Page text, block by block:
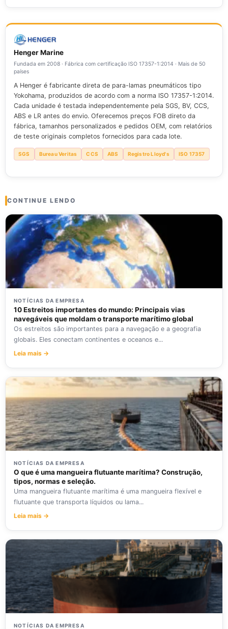
protegem estruturas de monopilares em diferentes
amplitudes de maré. Os para-choques Yokohama são
utilizados em transferências entre navios e em situações
de atracação em cais aberto. Os dois tipos de para-
choques representam extremos opostos no mercado.
Para-lama pneumático versus para-lama preenchido com
espumaespectro.
construída, o deslocamento e a velocidade da
embarcação, o ângulo de atracação, a amplitude da maré
e a capacidade estrutural da estaca. Calculamos a energia
de atracação de acordo com as diretrizes da PIANC,
selecionamos a densidade de espuma adequada e
verificamos se o diâmetro externo proporciona o
afastamento necessário. Enviamos esses dados do projeto
para nossa equipe de engenharia para uma especificação
validada.
Henger Marine
Fundada em 2008 · Fábrica com certificação ISO 17357-1:2014 · Mais de 50
países
A Henger é fabricante direta de para-lamas pneumáticos tipo
Yokohama, produzidos de acordo com a norma ISO 17357-1:2014.
Cada unidade é testada independentemente pela SGS, BV, CCS,
ABS e LR antes do envio. Oferecemos preços FOB direto da
fábrica, tamanhos personalizados e pedidos OEM, com relatórios
de teste originais completos fornecidos para cada lote.
SGS Bureau Veritas CCS ABS Registro Lloyd's ISO 17357
CONTINUE LENDO
NOTÍCIAS DA EMPRESA
10 Estreitos importantes do mundo: Principais vias
navegáveis que moldam o transporte marítimo global
Os estreitos são importantes para a navegação e a geografia
globais. Eles conectam continentes e oceanos e...
Leia mais →
NOTÍCIAS DA EMPRESA
O que é uma mangueira flutuante marítima? Construção,
tipos, normas e seleção.
Uma mangueira flutuante marítima é uma mangueira flexível e
flutuante que transporta líquidos ou lama...
Leia mais →
NOTÍCIAS DA EMPRESA